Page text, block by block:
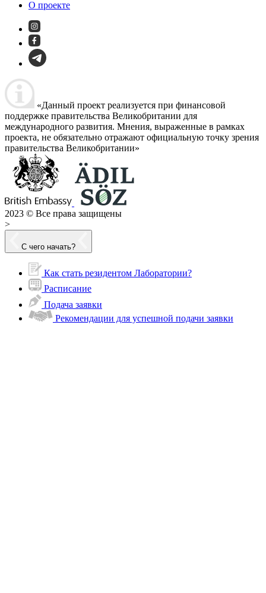
О проекте
«Данный проект реализуется при финансовой
поддержке правительства Великобритании для
международного развития. Мнения, выраженные в рамках
проекта, не обязательно отражают официальную точку зрения
правительства Великобритании»
2023 © Все права защищены
>
С чего начать?
Как стать резидентом Лаборатории?
Расписание
Подача заявки
Рекомендации для успешной подачи заявки